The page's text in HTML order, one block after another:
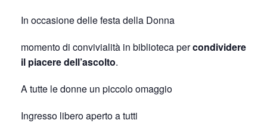
In occasione delle festa della Donna
momento di convivialità in biblioteca percondividere
il piacere dell’ascolto.
A tutte le donne un piccolo omaggio
Ingresso libero aperto a tutti